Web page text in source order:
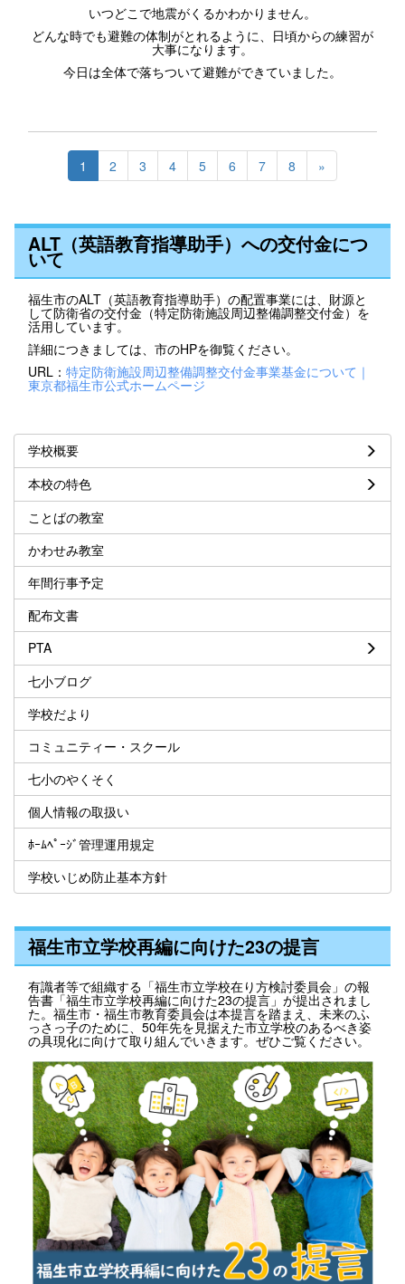
いつどこで地震がくるかわかりません。
どんな時でも避難の体制がとれるように、日頃からの練習が
大事になります。
今日は全体で落ちついて避難ができていました。
1 2 3 4 5 6 7 8 »
ALT（英語教育指導助手）への交付金につ
いて
福生市のALT（英語教育指導助手）の配置事業には、財源と
して防衛省の交付金（特定防衛施設周辺整備調整交付金）を
活用しています。
詳細につきましては、市のHPを御覧ください。
URL： 特定防衛施設周辺整備調整交付金事業基金について｜
東京都福生市公式ホームページ
学校概要
本校の特色
ことばの教室
かわせみ教室
年間行事予定
配布文書
PTA
七小ブログ
学校だより
コミュニティー・スクール
七小のやくそく
個人情報の取扱い
ﾎｰﾑﾍﾟｰｼﾞ管理運用規定
学校いじめ防止基本方針
福生市立学校再編に向けた23の提言
有識者等で組織する「福生市立学校在り方検討委員会」の報
告書「福生市立学校再編に向けた23の提言」が提出されまし
た。福生市・福生市教育委員会は本提言を踏まえ、未来のふ
っさっ子のために、50年先を見据えた市立学校のあるべき姿
の具現化に向けて取り組んでいきます。ぜひご覧ください。